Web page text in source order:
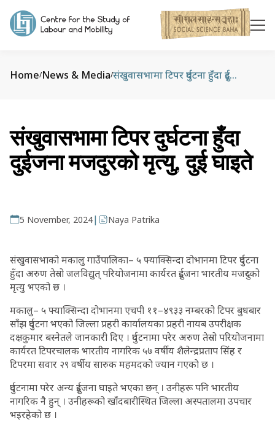
Home/News & Media/ संखुवासभामा टिपर दुर्घटना हुँदा दुईजना मजदुरको मृत्यु, दुई घाइते
संखुवासभामा टिपर दुर्घटना हुँदा
दुईजना मजदुरको मृत्यु, दुई घाइते
5 November, 2024| Naya Patrika
संखुवासभाको मकालु गाउँपालिका– ५ फ्याक्सिन्दा दोभानमा टिपर दुर्घटना
हुँदा अरुण तेस्रो जलविद्युत् परियोजनामा कार्यरत दुईजना भारतीय मजदुरको
मृत्यु भएको छ ।
मकालु– ५ फ्याक्सिन्दा दोभानमा एचपी ११–४९३३ नम्बरको टिपर बुधबार
साँझ दुर्घटना भएको जिल्ला प्रहरी कार्यालयका प्रहरी नायब उपरीक्षक
दक्षकुमार बस्नेतले जानकारी दिए । दुर्घटनामा परेर अरुण तेस्रो परियोजनामा
कार्यरत टिपरचालक भारतीय नागरिक ५७ वर्षीय शैलेन्द्रप्रताप सिंह र
टिपरमा सवार २९ वर्षीय सारुक महमदकाे ज्यान गएकाे छ ।
दुर्घटनामा परेर अन्य दुईजना घाइते भएका छन् । उनीहरू पनि भारतीय
नागरिक नै हुन् । उनीहरूको खाँदबारीस्थित जिल्ला अस्पतालमा उपचार
भइरहेको छ ।